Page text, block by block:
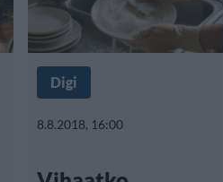
Digi
8.8.2018, 16:00